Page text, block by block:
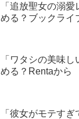
「追放聖女の溺
める？ブックライ
「ワタシの美味
める？Rentaから
「彼女がモテす